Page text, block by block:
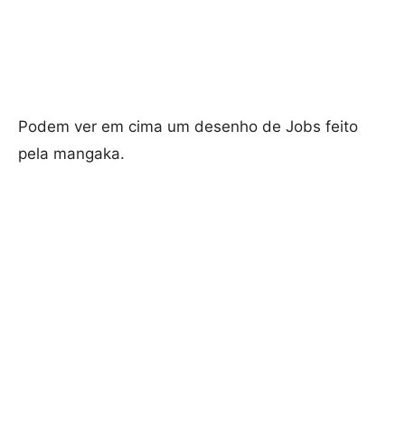
Podem ver em cima um desenho de Jobs feito
pela mangaka.